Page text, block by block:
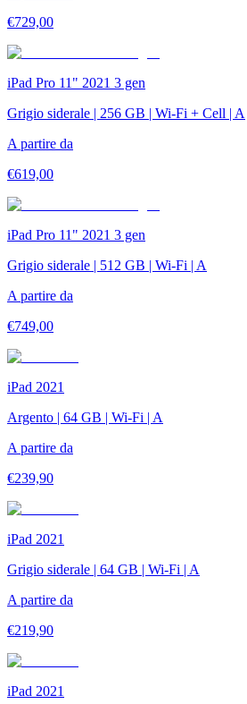
€729,00
iPad Pro 11" 2021 3 gen
Grigio siderale | 256 GB | Wi-Fi + Cell | A
A partire da
€619,00
iPad Pro 11" 2021 3 gen
Grigio siderale | 512 GB | Wi-Fi | A
A partire da
€749,00
iPad 2021
Argento | 64 GB | Wi-Fi | A
A partire da
€239,90
iPad 2021
Grigio siderale | 64 GB | Wi-Fi | A
A partire da
€219,90
iPad 2021